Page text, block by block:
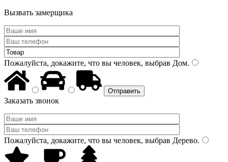
Вызвать замерщика
Пожалуйста, докажите, что вы человек, выбрав Дом.
Заказать звонок
Пожалуйста, докажите, что вы человек, выбрав Дерево.